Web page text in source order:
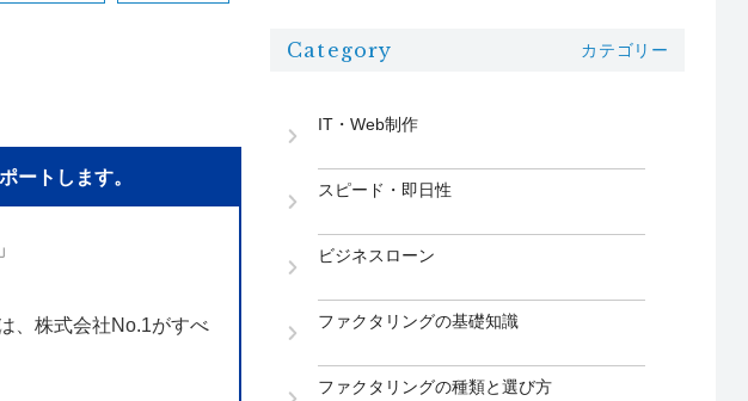
ートします。
、株式会社No.1がすべ
Category カテゴリー
IT・Web制作
スピード・即日性
ビジネスローン
ファクタリングの基礎知識
ファクタリングの種類と選び方